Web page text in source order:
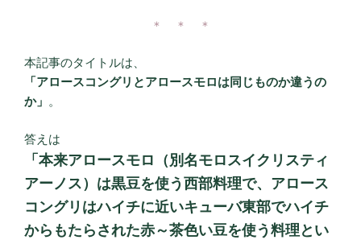
＊ ＊ ＊
本記事のタイトルは、
「アロースコングリとアロースモロは同じものか違うの
か」 。
答えは
「本来アロースモロ（別名モロスイクリスティ
アーノス）は黒豆を使う西部料理で、アロース
コングリはハイチに近いキューバ東部でハイチ
からもたらされた赤～茶色い豆を使う料理とい